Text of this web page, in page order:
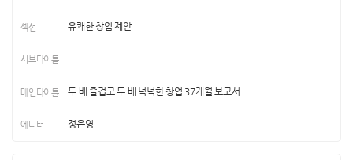
유쾌한 창업 제안
두 배 즐겁고 두 배 넉넉한 창업 37개월 보고서
정은영